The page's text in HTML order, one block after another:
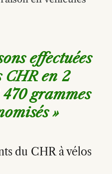
effectuées
CHR en 2
grammes
»
du CHR à vélos